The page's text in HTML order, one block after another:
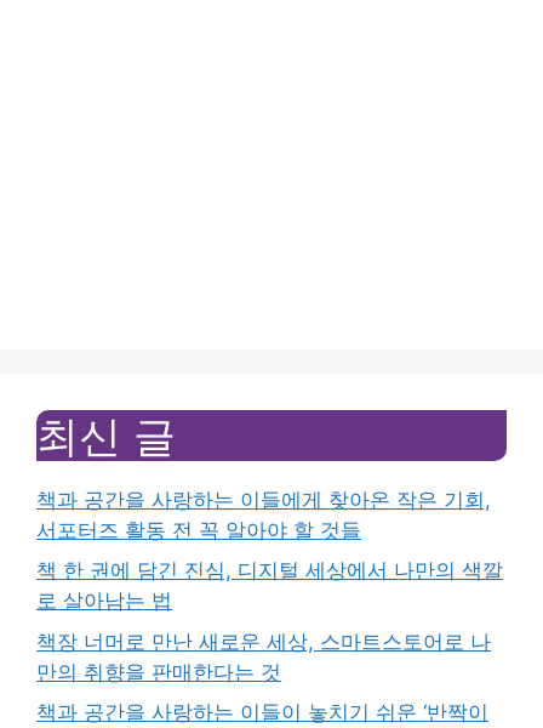
최신 글
책과 공간을 사랑하는 이들에게 찾아온 작은 기회,
서포터즈 활동 전 꼭 알아야 할 것들
책 한 권에 담긴 진심, 디지털 세상에서 나만의 색깔
로 살아남는 법
책장 너머로 만난 새로운 세상, 스마트스토어로 나
만의 취향을 판매한다는 것
책과 공간을 사랑하는 이들이 놓치기 쉬운 ‘반짝이